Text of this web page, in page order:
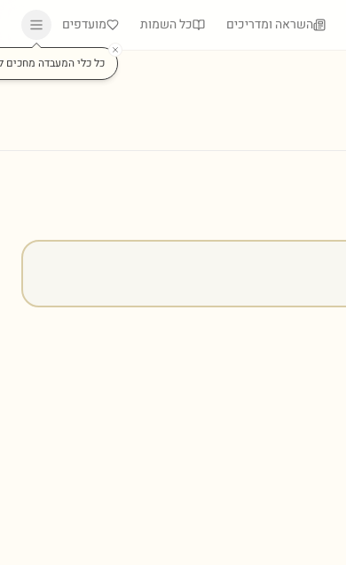
השראה ומדריכים כל השמות מועדפים
כל כלי המעבדה מחכים